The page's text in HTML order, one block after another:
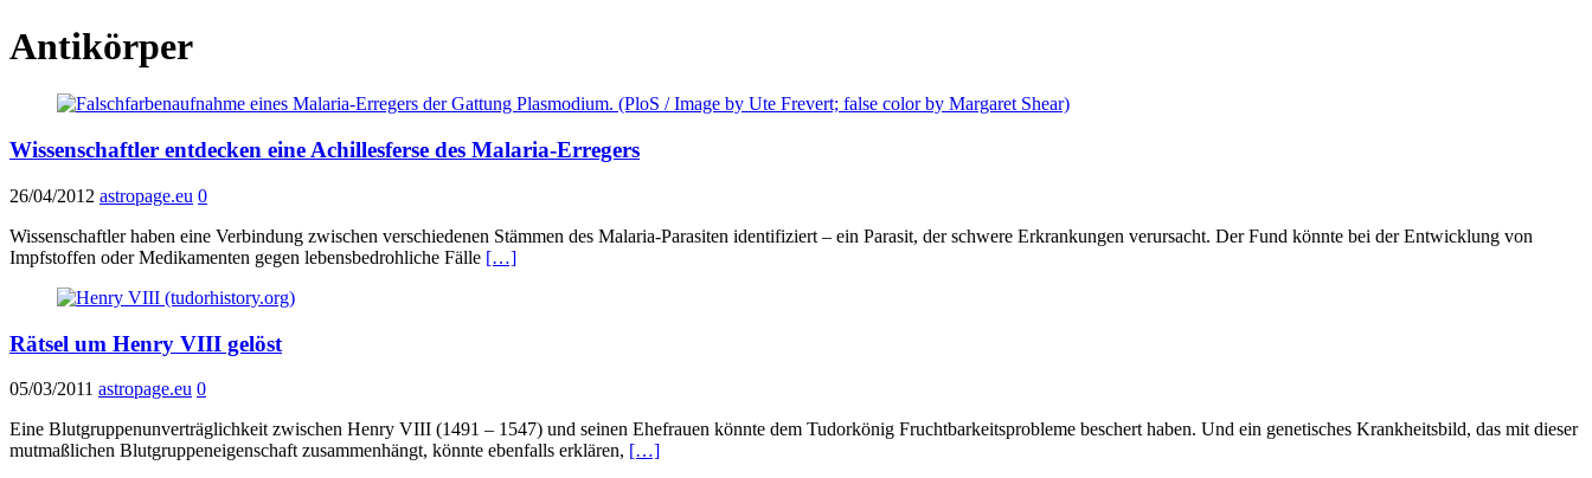
Antikörper
Wissenschaftler entdecken eine Achillesferse des Malaria-Erregers
26/04/2012 astropage.eu 0
Wissenschaftler haben eine Verbindung zwischen verschiedenen Stämmen des Malaria-Parasiten identifiziert – ein Parasit, der schwere Erkrankungen verursacht. Der Fund könnte bei der Entwicklung von
Impfstoffen oder Medikamenten gegen lebensbedrohliche Fälle […]
Rätsel um Henry VIII gelöst
05/03/2011 astropage.eu 0
Eine Blutgruppenunverträglichkeit zwischen Henry VIII (1491 – 1547) und seinen Ehefrauen könnte dem Tudorkönig Fruchtbarkeitsprobleme beschert haben. Und ein genetisches Krankheitsbild, das mit dieser
mutmaßlichen Blutgruppeneigenschaft zusammenhängt, könnte ebenfalls erklären, […]